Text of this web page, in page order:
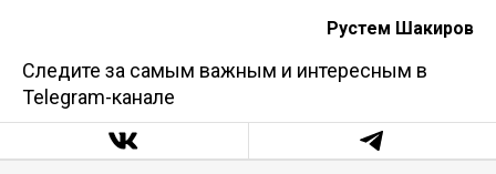
Рустем Шакиров
Следите за самым важным и интересным в
Telegram-канале